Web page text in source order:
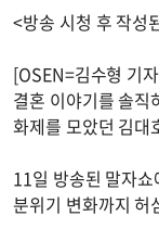
<방송 시청 후 작성
[OSEN=김수형 기
결혼 이야기를 솔직
화제를 모았던 김대
11일 방송된 말자
분위기 변화까지 허